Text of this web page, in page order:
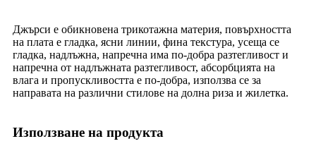
Джърси е обикновена трикотажна материя, повърхността
на плата е гладка, ясни линии, фина текстура, усеща се
гладка, надлъжна, напречна има по-добра разтегливост и
напречна от надлъжната разтегливост, абсорбцията на
влага и пропускливостта е по-добра, използва се за
направата на различни стилове на долна риза и жилетка.
Използване на продукта